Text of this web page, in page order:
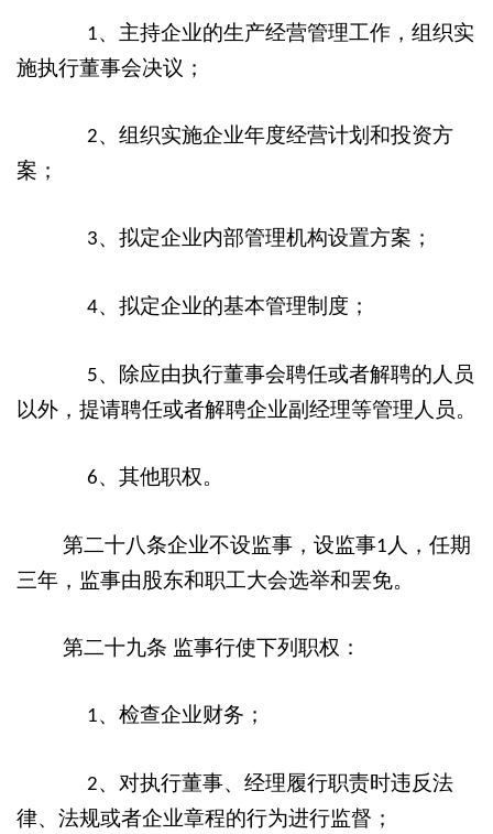
1、主持企业的生产经营管理工作，组织实
施执行董事会决议；
2、组织实施企业年度经营计划和投资方
案；
3、拟定企业内部管理机构设置方案；
4、拟定企业的基本管理制度；
5、除应由执行董事会聘任或者解聘的人员
以外，提请聘任或者解聘企业副经理等管理人员。
6、其他职权。
第二十八条企业不设监事，设监事1 人，任期
三年，监事由股东和职工大会选举和罢免。
第二十九条 监事行使下列职权：
1、检查企业财务；
2、对执行董事、经理履行职责时违反法
律、法规或者企业章程的行为进行监督；